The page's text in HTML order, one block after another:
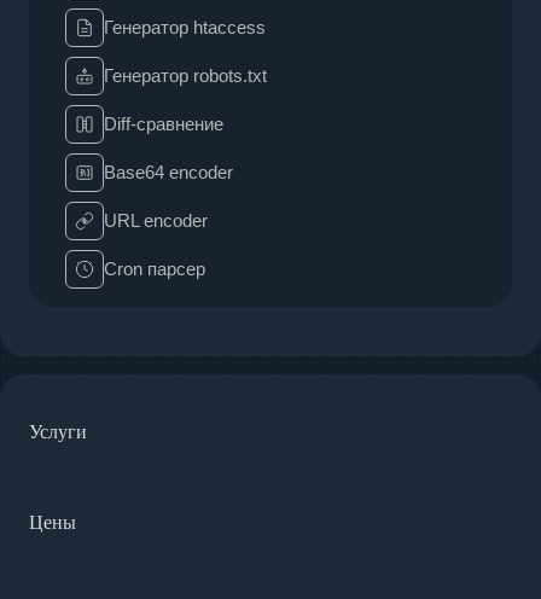
Генератор htaccess
Генератор robots.txt
Diff-сравнение
Base64 encoder
URL encoder
Cron парсер
Услуги
Цены